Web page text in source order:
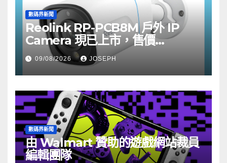
數碼界新聞
Reolink RP-PCB8M 戶外 IP
Camera 現已上市，售價
HK$722
09/08/2026 JOSEPH
數碼界新聞
由 Walmart 贊助的遊戲網站裁員
編輯團隊